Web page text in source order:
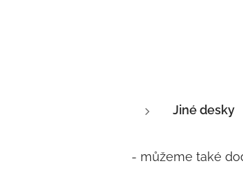
Jiné desky
- můžeme také